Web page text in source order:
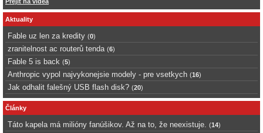
Aktuality
Fable uz len za kredity (0)
zranitelnost ac routerů tenda (6)
Fable 5 is back (5)
Anthropic vypol najvykonejsie modely - pre vsetkych (16)
Jak odhalit falešný USB flash disk? (20)
Články
Táto kapela má milióny fanúšikov. Až na to, že neexistuje. (14)